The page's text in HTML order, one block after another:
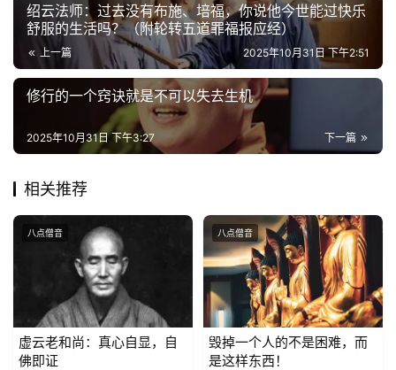
寺
院
巡
礼
纪
录
艺
术
绍云法师：过去没有布施、培福，你说他今世能过快乐
舒服的生活吗？（附轮转五道罪福报应经）
上一篇 2025年10月31日 下午2:51
修行的一个窍诀就是不可以失去生机
下一篇
2025年10月31日 下午3:27
相关推荐
八点僧音
虚云老和尚：真心自显，自
佛即证
八点僧音
毁掉一个人的不是困难，而
是这样东西！